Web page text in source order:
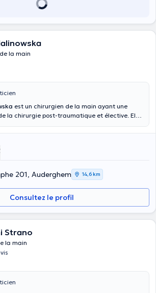
la main
est un chirurgien de la main ayant une
la chirurgie post-traumatique et élective. Elle
puis a suivi une formation complémentaire en
et pédiatrique de la main au Royaume-Uni.
et ses compétences multilingues
et permettent aux patients de
et le plan de traitement.
201, Auderghem 14,6 km
Consultez le profil
Strano
la main